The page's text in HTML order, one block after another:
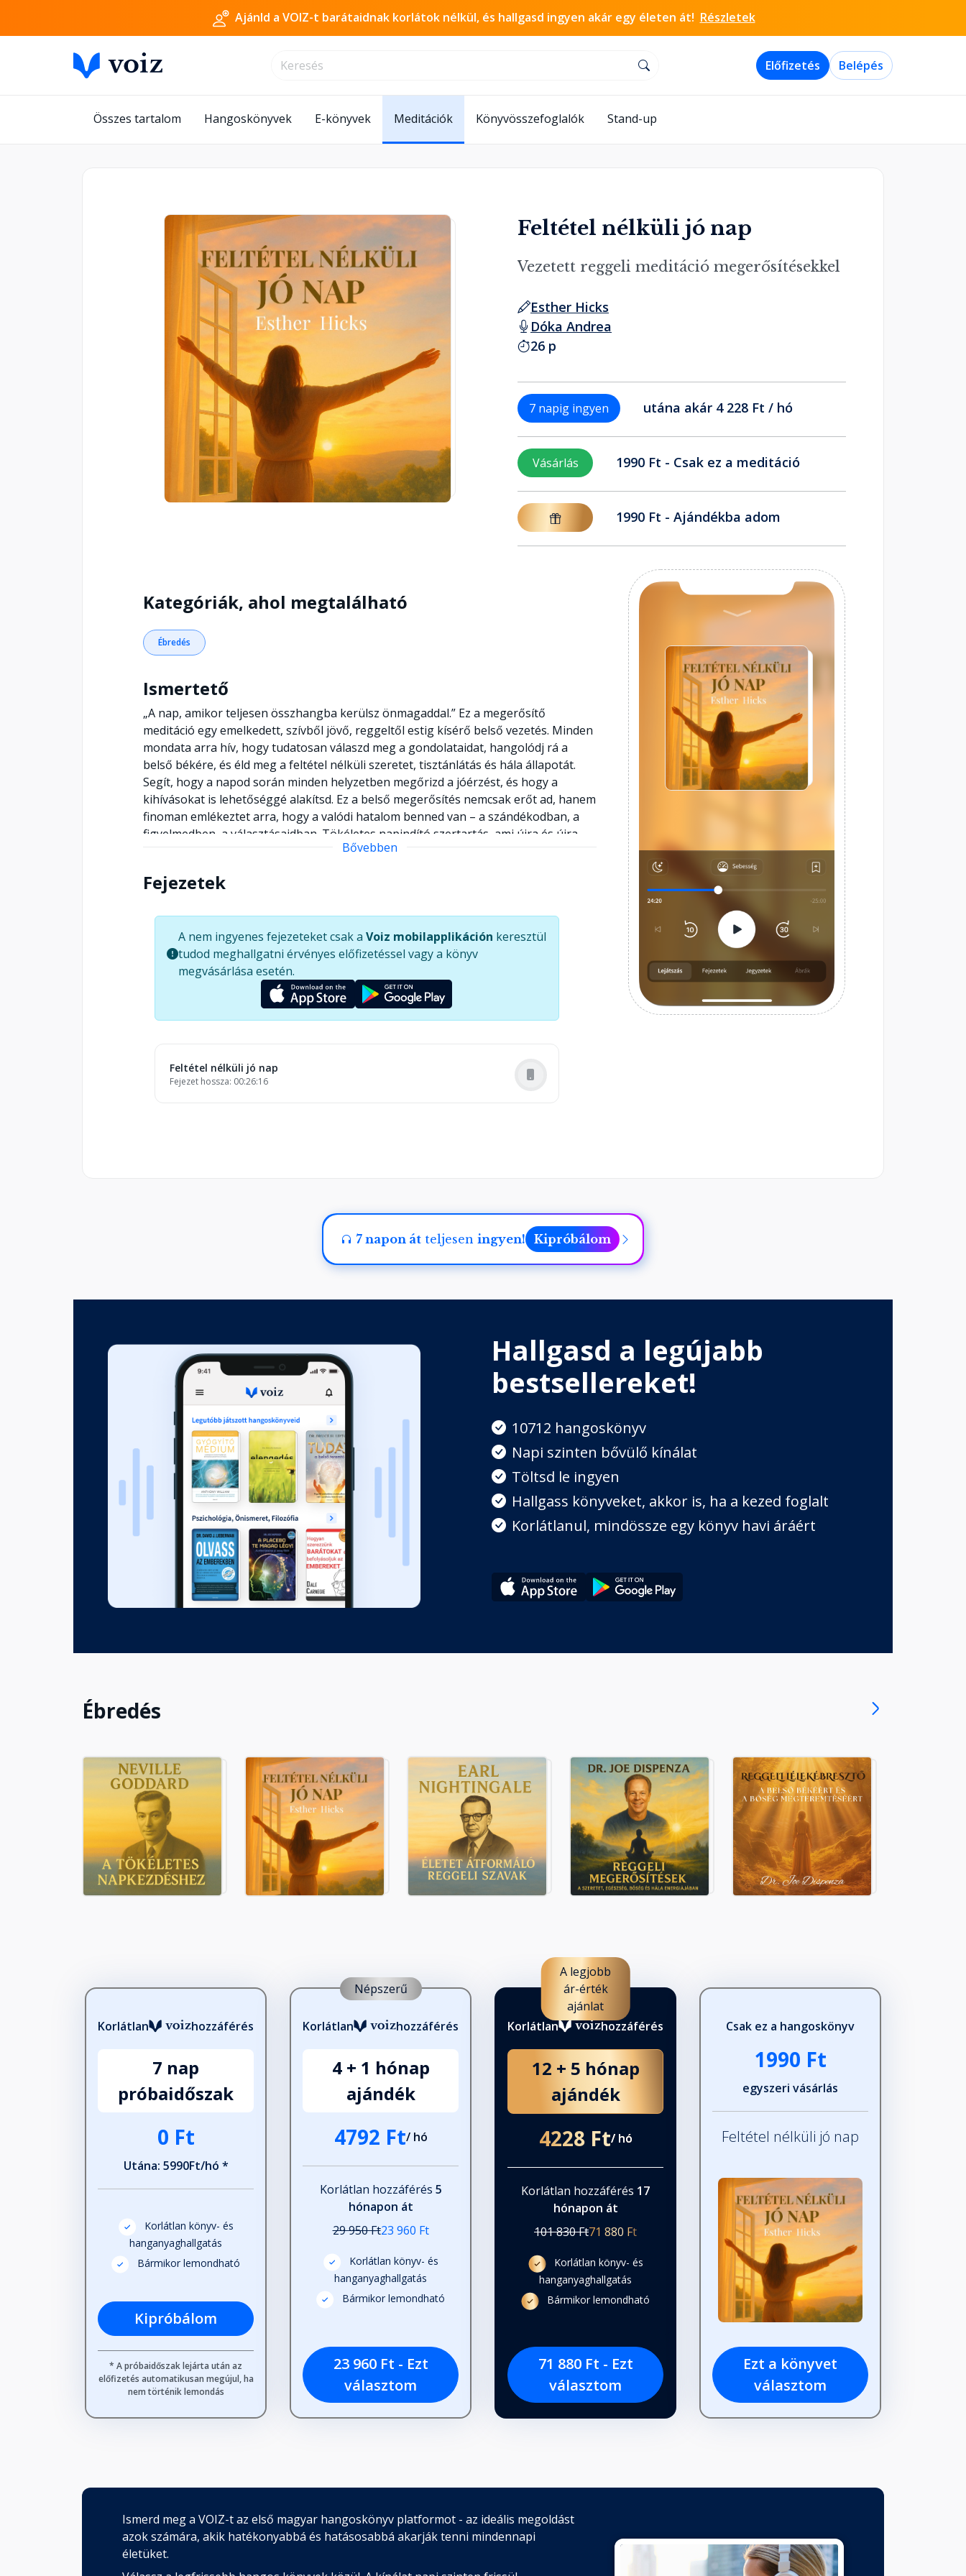
Ajánld a VOIZ-t barátaidnak korlátok nélkül, és hallgasd ingyen akár egy életen át! Részletek
Előfizetés Belépés
Összes tartalom Hangoskönyvek E-könyvek Meditációk Könyvösszefoglalók Stand-up
Feltétel nélküli jó nap
Vezetett reggeli meditáció megerősítésekkel
Esther Hicks
Dóka Andrea
26 p
7 napig ingyen utána akár 4 228 Ft / hó
Vásárlás 1990 Ft - Csak ez a meditáció
1990 Ft - Ajándékba adom
Kategóriák, ahol megtalálható
Ébredés
Ismertető
„A nap, amikor teljesen összhangba kerülsz önmagaddal.” Ez a megerősítő
meditáció egy emelkedett, szívből jövő, reggeltől estig kísérő belső vezetés. Minden
mondata arra hív, hogy tudatosan válaszd meg a gondolataidat, hangolódj rá a
belső békére, és éld meg a feltétel nélküli szeretet, tisztánlátás és hála állapotát.
Segít, hogy a napod során minden helyzetben megőrizd a jóérzést, és hogy a
kihívásokat is lehetőséggé alakítsd. Ez a belső megerősítés nemcsak erőt ad, hanem
finoman emlékeztet arra, hogy a valódi hatalom benned van – a szándékodban, a
figyelmedben, a választásaidban. Tökéletes napindító szertartás, ami újra és újra
ráhangol arra, aki valójában vagy: tiszta, szabad, örömteli és teljes.
Bővebben
Fejezetek
A nem ingyenes fejezeteket csak a Voiz mobilapplikáción keresztül
tudod meghallgatni érvényes előfizetéssel vagy a könyv
megvásárlása esetén.
Feltétel nélküli jó nap
Fejezet hossza: 00:26:16
7 napon át teljesen ingyen! Kipróbálom
Hallgasd a legújabb
bestsellereket!
10712 hangoskönyv
Napi szinten bővülő kínálat
Töltsd le ingyen
Hallgass könyveket, akkor is, ha a kezed foglalt
Korlátlanul, mindössze egy könyv havi áráért
Ébredés
Korlátlan hozzáférés
7 nap
próbaidőszak
0 Ft
Utána: 5990Ft/hó *
Korlátlan könyv- és
hanganyaghallgatás
Bármikor lemondható
Kipróbálom
* A próbaidőszak lejárta után az
előfizetés automatikusan megújul, ha
nem történik lemondás
Népszerű
Korlátlan hozzáférés
4 + 1 hónap
ajándék
4792 Ft/ hó
Korlátlan hozzáférés 5
hónapon át
29 950 Ft23 960 Ft
Korlátlan könyv- és
hanganyaghallgatás
Bármikor lemondható
23 960 Ft - Ezt
választom
A legjobb
ár-érték
ajánlat
Korlátlan
hozzáférés
12 + 5 hónap
ajándék
4228 Ft/ hó
Korlátlan hozzáférés 17
hónapon át
101 830 Ft71 880 Ft
Korlátlan könyv- és
hanganyaghallgatás
Bármikor lemondható
71 880 Ft - Ezt
választom
Csak ez a hangoskönyv
1990 Ft
egyszeri vásárlás
Feltétel nélküli jó nap
Ezt a könyvet
választom
Ismerd meg a VOIZ-t az első magyar hangoskönyv platformot - az ideális megoldást
azok számára, akik hatékonyabbá és hatásosabbá akarják tenni mindennapi
életüket.